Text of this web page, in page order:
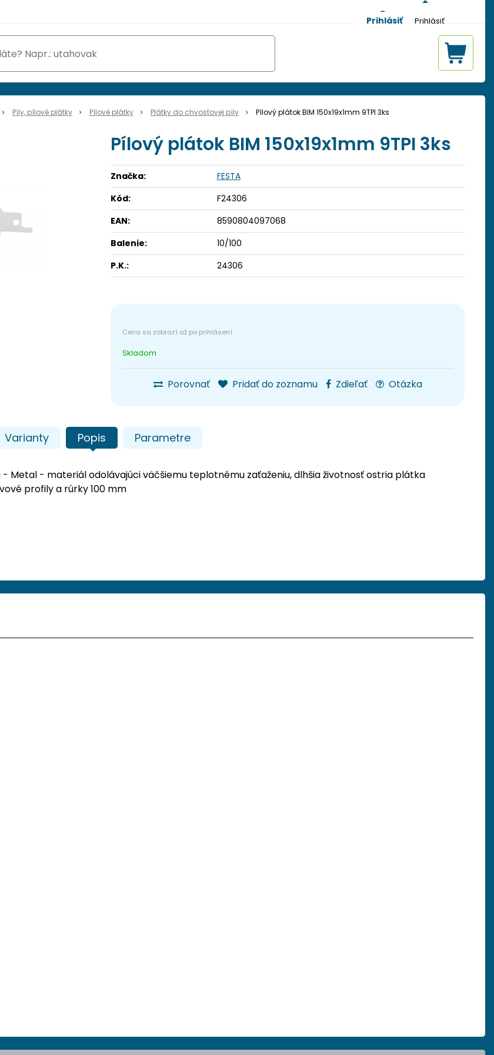
Prihlásiť
Píly, pílové plátky Pílové plátky Plátky do chvostovej píly Pílový plátok BIM 150x19x1mm 9TPI 3ks
Skladom
Porovnať Pridať do zoznamu Zdieľať Otázka
Pílový plátok BIM 150x19x1mm 9TPI 3ks
Značka:
FESTA
Kód:
F24306
EAN:
8590804097068
Balenie:
10/100
P.K.:
24306
Varianty Popis Parametre
Metal - materiál odolávajúci väčšiemu teplotnému zaťaženiu, dlhšia životnosť ostria plátka
profily a rúrky 100 mm